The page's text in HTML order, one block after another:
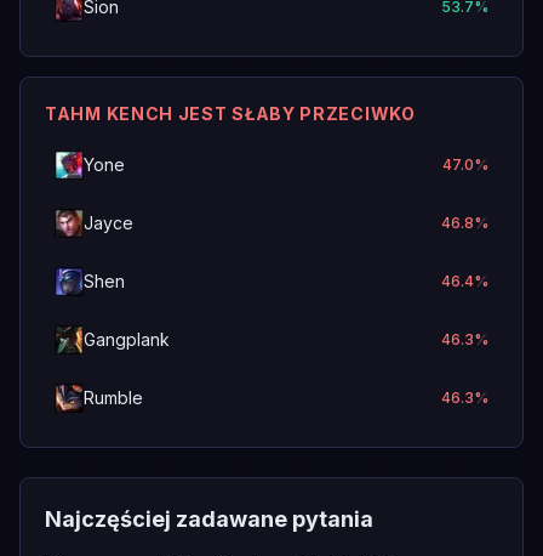
Sion 53.7%
TAHM KENCH JEST SŁABY PRZECIWKO
Yone 47.0%
Jayce 46.8%
Shen 46.4%
Gangplank 46.3%
Rumble 46.3%
Najczęściej zadawane pytania